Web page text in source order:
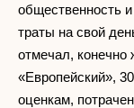
общественность
траты на свой
отмечал, конечно
«Европейский»,
оценкам,